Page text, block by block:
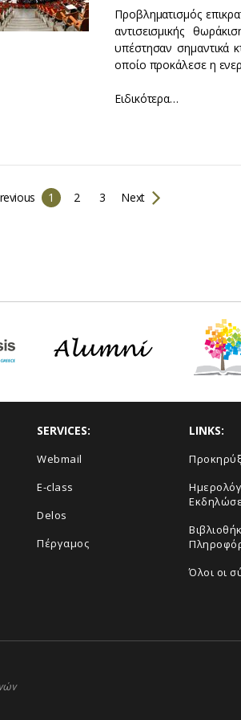
Προβληματισμός
αντισεισμικής
υπέστησαν σημαντικά
οποίο προκάλεσε η
Ειδικότερα…
1 2 3 Next
SERVICES:
Webmail
E-class
Delos
Πέργαμος
LINKS:
Όλοι οι